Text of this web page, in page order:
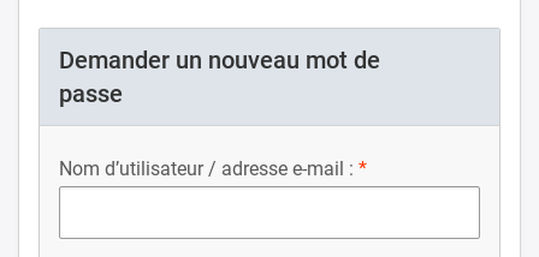
Demander un nouveau mot de
passe
Nom d’utilisateur / adresse e-mail :